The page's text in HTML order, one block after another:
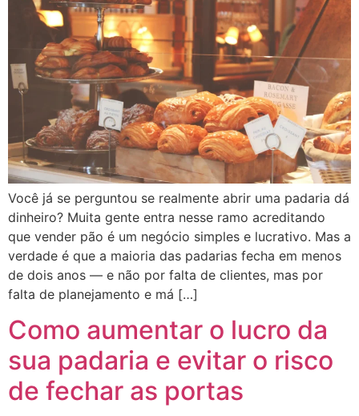
Você já se perguntou se realmente abrir uma padaria dá
dinheiro? Muita gente entra nesse ramo acreditando
que vender pão é um negócio simples e lucrativo. Mas a
verdade é que a maioria das padarias fecha em menos
de dois anos — e não por falta de clientes, mas por
falta de planejamento e má […]
Como aumentar o lucro da
sua padaria e evitar o risco
de fechar as portas